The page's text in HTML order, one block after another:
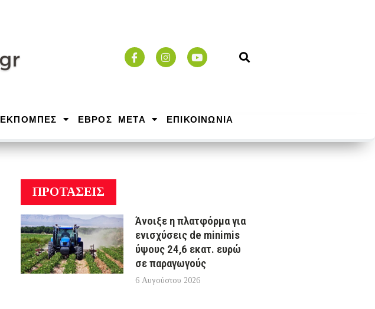
ΕΚΠΟΜΠΕΣ ΕΒΡΟΣ ΜΕΤΑ ΕΠΙΚΟΙΝΩΝΙΑ
ΠΡΟΤΑΣΕΙΣ
Άνοιξε η πλατφόρμα για
ενισχύσεις de minimis
ύψους 24,6 εκατ. ευρώ
σε παραγωγούς
6 Αυγούστου 2026